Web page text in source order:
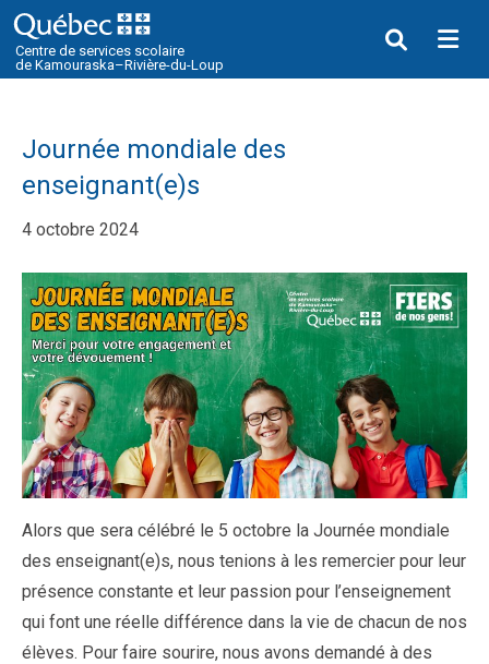
Journée mondiale des
enseignant(e)s
4 octobre 2024
Alors que sera célébré le 5 octobre la Journée mondiale
des enseignant(e)s, nous tenions à les remercier pour leur
présence constante et leur passion pour l’enseignement
qui font une réelle différence dans la vie de chacun de nos
élèves. Pour faire sourire, nous avons demandé à des
Centre de services scolaire
de Kamouraska–Rivière-du-Loup